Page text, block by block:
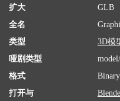
扩大
GLB
全名
类型
3D模
哑剧类型
格式
Binary
打开与